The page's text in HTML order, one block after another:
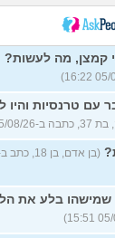
עם
(אדון
29)
קמצן, מה לעשות?
עם טרנסיות והיו
08/26 16:13)
בלע את